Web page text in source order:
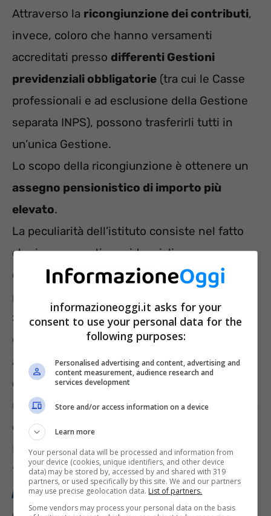
Attraverso la ricongiunzione dei contributi,
invece, coloro che hanno versamenti
accreditati presso differenti Gestioni
previdenziali obbligatorie (tra cui le Casse
professionali e ad esclusione della Gestione
separata INPS), possono trasferirli tutti in
un’unica Gestione.
Lo scopo della ricongiunzione è ottenere un
assegno pensionistico di importo più
elevato.
La peculiarità dell’istituto consiste nel fatto
che i versamenti previdenziali vengono
considerati come se fossero stati sempre
presenti sulla Gestione prescelta.
Sottolineiamo, però, che non si tratta di
un’opzione economica, perché icosti
affrontare sono abbastanza elevati. La cifra
da pagare dipende da vari fattori, come la
retribuzione percepita, l’anzianità contributiva
e l’età anagrafica.
Non perdere il seguente approfondimento:
“
Riscatto contributi non versati: è davvero
possibile? Quando sono utili per la
informazioneoggi.it asks for your
consent to use your personal data for the
following purposes:
Personalised advertising and content, advertising and
content measurement, audience research and
services development
Store and/or access information on a device
Learn more
Your personal data will be processed and information from
your device (cookies, unique identifiers, and other device
data) may be stored by, accessed by and shared with 319
partners, or used specifically by this site. We and our partners
may use precise geolocation data. List of partners.
Some vendors may process your personal data on the basis